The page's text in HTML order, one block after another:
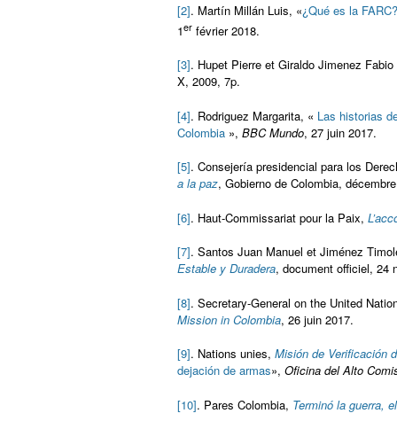
[2]. Martín Millán Luis, «¿Qué es la
1er février 2018.
[3]. Hupet Pierre et Giraldo Jimenez
X, 2009, 7p.
[4]. Rodriguez Margarita, « Las historias
Colombia », BBC Mundo, 27 juin 2017.
[5]. Consejería presidencial para los
a la paz, Gobierno de Colombia,
[6]. Haut-Commissariat pour la Paix,
[7]. Santos Juan Manuel et Jiménez
Estable y Duradera, document officiel, 24
[8]. Secretary-General on the United
Mission in Colombia, 26 juin 2017.
[9]. Nations unies, Misión de Verificación
dejación de armas», Oficina del Alto
[10]. Pares Colombia, Terminó la guerra,